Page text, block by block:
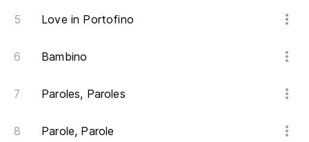
Love in Portofino
Bambino
Paroles, Paroles
Parole, Parole